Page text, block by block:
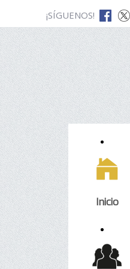
¡SÍGUENOS!
Inicio